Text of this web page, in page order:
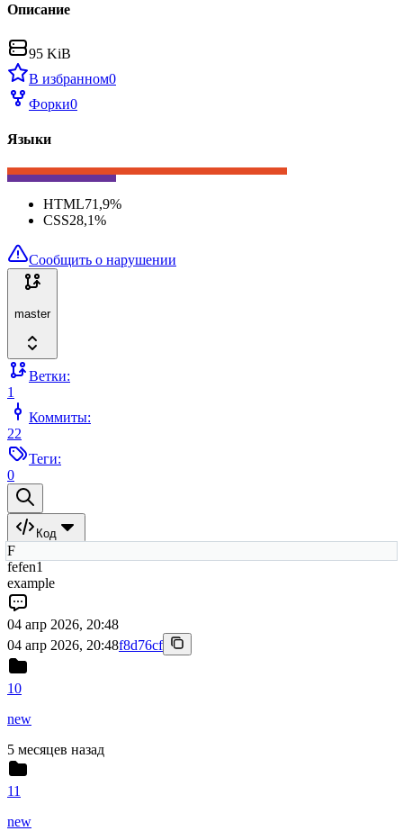
Описание
95 KiB
В избранном0
Форки0
Языки
HTML71,9%
CSS28,1%
Сообщить о нарушении
master
Ветки:
1
Коммиты:
22
Теги:
0
Код
F
fefen1
example
04 апр 2026, 20:48
04 апр 2026, 20:48f8d76cf
10
new
5 месяцев назад
11
new